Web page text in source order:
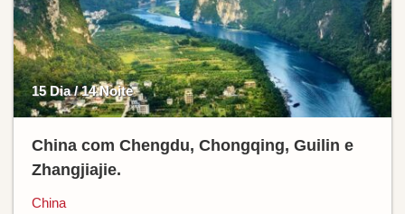
15 Dia / 14 Noite
China com Chengdu, Chongqing, Guilin e
Zhangjiajie.
China